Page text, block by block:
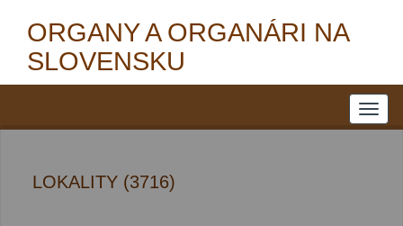
ORGANY A ORGANÁRI NA
SLOVENSKU
LOKALITY (3716)